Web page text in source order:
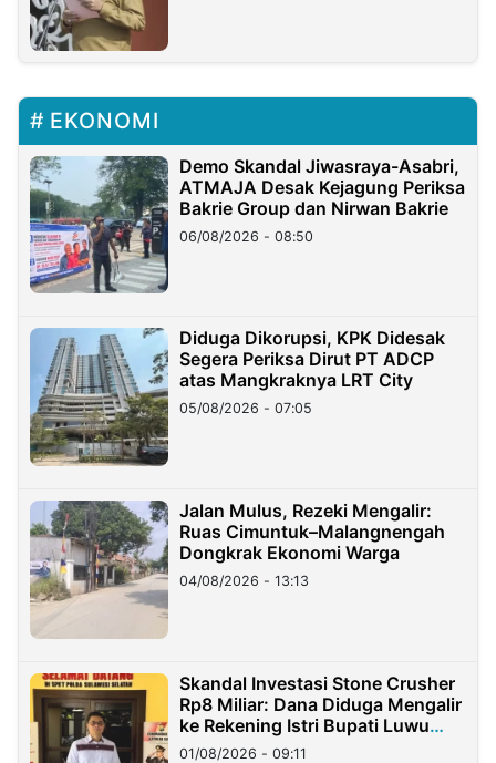
EKONOMI
Demo Skandal Jiwasraya-Asabri,
ATMAJA Desak Kejagung Periksa
Bakrie Group dan Nirwan Bakrie
06/08/2026 - 08:50
Diduga Dikorupsi, KPK Didesak
Segera Periksa Dirut PT ADCP
atas Mangkraknya LRT City
05/08/2026 - 07:05
Jalan Mulus, Rezeki Mengalir:
Ruas Cimuntuk–Malangnengah
Dongkrak Ekonomi Warga
04/08/2026 - 13:13
Skandal Investasi Stone Crusher
Rp8 Miliar: Dana Diduga Mengalir
ke Rekening Istri Bupati Luwu
Timur
01/08/2026 - 09:11